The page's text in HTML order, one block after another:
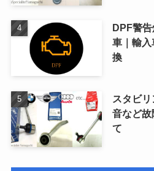
DPF警
車｜輸
換
スタビ
音など
て